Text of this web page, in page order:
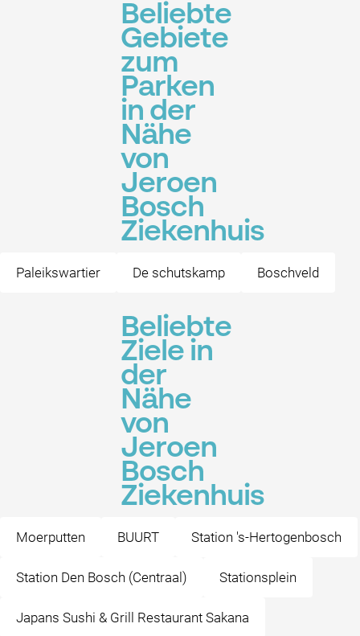
Beliebte
Gebiete
zum
Parken
in der
Nähe
von
Jeroen
Bosch
Ziekenhuis
Paleikswartier De schutskamp Boschveld
Beliebte
Ziele in
der
Nähe
von
Jeroen
Bosch
Ziekenhuis
Moerputten BUURT Station 's-Hertogenbosch
Station Den Bosch (Centraal) Stationsplein
Japans Sushi & Grill Restaurant Sakana